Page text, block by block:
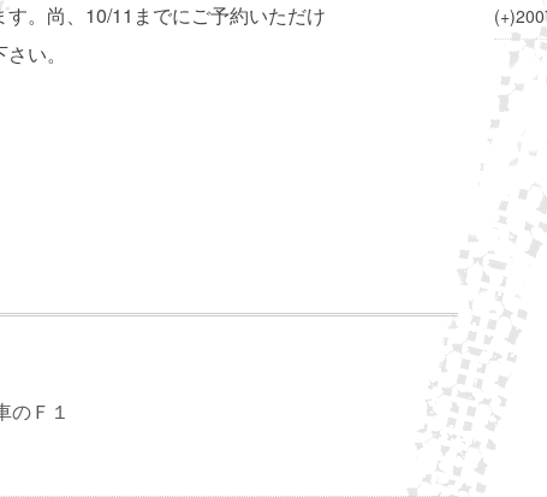
。尚、10/11までにご予約いただけ
い。
のＦ１
(+)